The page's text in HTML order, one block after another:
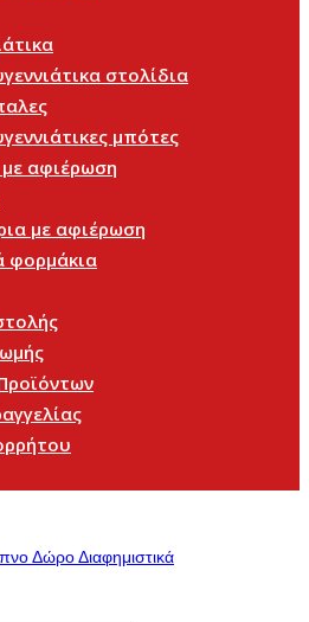
στολίδια
μπότες
αφιέρωση
με αφιέρωση
φορμάκια